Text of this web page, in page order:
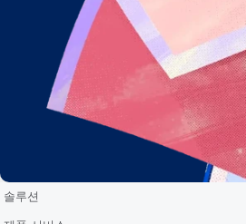
솔루션